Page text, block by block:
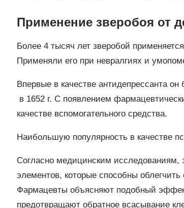
Применение зверобоя от
Более 4 тысяч лет зверобой
Применяли его при невралгиях и
Впервые в качестве антидепрессанта
в 1652 г. С появлением
качестве вспомогательного средства.
Наибольшую популярность в качестве
Согласно медицинским исследованиям,
элементов, которые способны
Фармацевты объясняют подобный
предотвращают обратное всасывание